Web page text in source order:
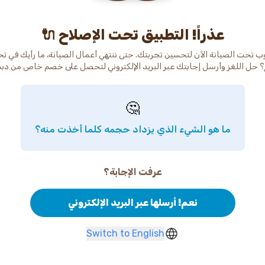
عذراً! التطبيق تحت الإصلاح 🔌
تحت الصيانة الآن لتحسين تجربتك. حتى ننتهي أعمال الصيانة، ما رأيك في
حل اللغز وأرسل إجابتك عبر البريد الإلكتروني لتحصل على خصم خاص من
🤔
ما هو الشيء الذي يزداد حجمه كلما أخذت منه؟
عرفت الإجابة؟
نعم! أرسلها عبر البريد الإلكتروني
Switch to English